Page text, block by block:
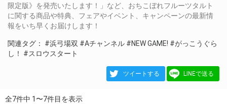
限定版》を発売いたします！」など、おちこぼれフルーツタルト
に関する商品や特典、フェアやイベント、キャンペーンの最新情
報をいち早くお届けします！
関連タグ： #浜弓場双 #Aチャンネル #NEW GAME! #がっこうぐら
し！
#スロウスタート
ツイートする LINEで送る
全7件中 1〜7件目を表示